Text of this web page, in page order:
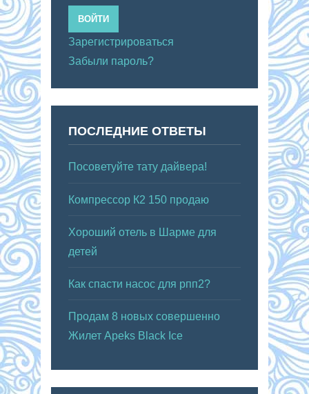
ВОЙТИ
Зарегистрироваться
Забыли пароль?
ПОСЛЕДНИЕ ОТВЕТЫ
Посоветуйте тату дайвера!
Компрессор К2 150 продаю
Хороший отель в Шарме для
детей
Как спасти насос для рпп2?
Продам 8 новых совершенно
Жилет Apeks Black Ice